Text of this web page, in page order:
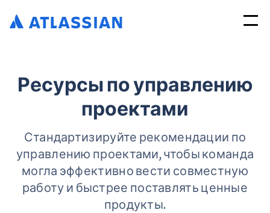
Ресурсы по управлению
проектами
Стандартизируйте рекомендации по
управлению проектами, чтобы команда
могла эффективно вести совместную
работу и быстрее поставлять ценные
продукты.